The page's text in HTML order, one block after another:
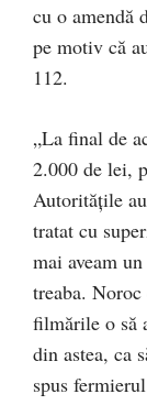
cu o amendă
pe motiv că
112.
„La final de
2.000 de lei,
Autoritățile
tratat cu
mai aveam
treaba.
filmările o să
din astea, ca
spus